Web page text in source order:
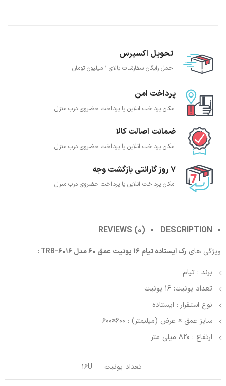
تحویل اکسپرس
حمل رایگان سفارشات بالای 1 میلیون تومان
پرداخت امن
امکان پرداخت انلاین یا پرداخت حضروی درب منزل
ضمانت اصالت کالا
امکان پرداخت انلاین یا پرداخت حضروی درب منزل
7 روز گارانتی بازگشت وجه
امکان پرداخت انلاین یا پرداخت حضروی درب منزل
DESCRIPTION
REVIEWS (0)
ویژگی های رک ایستاده تیام 16 یونیت عمق 60 مدل TRB-6016 :
برند : تیام
تعداد یونیت: 16 یونیت
نوع استقرار : ایستاده
سایز عمق × عرض (میلیمتر) : 600×600
ارتفاع : 820 میلی متر
تعداد یونیت 16U